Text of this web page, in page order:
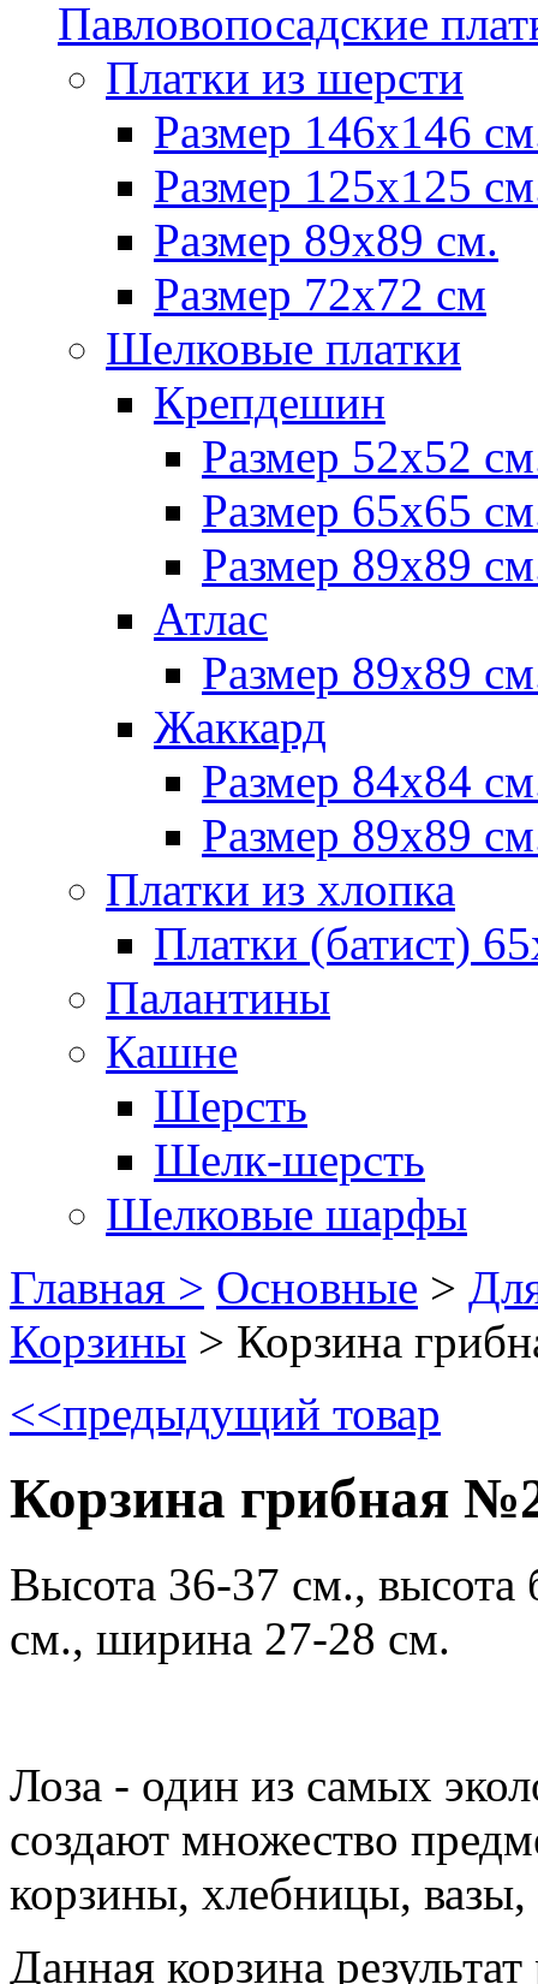
Павловопосадские
Платки из шерсти
Размер 146х146
Размер 125х125
Размер 89х89 см.
Размер 72x72 см
Шелковые платки
Крепдешин
Размер 52х52
Размер 65х65
Размер 89х89
Атлас
Размер 89х89
Жаккард
Размер 84х84
Размер 89х89
Платки из хлопка
Платки (батист)
Палантины
Кашне
Шерсть
Шелк-шерсть
Шелковые шарфы
Главная > Основные >
Корзины > Корзина
<<предыдущий товар
Корзина грибная
Высота 36-37 см., высота
см., ширина 27-28 см.
Лоза - один из самых
создают множество
корзины, хлебницы, вазы,
Данная корзина